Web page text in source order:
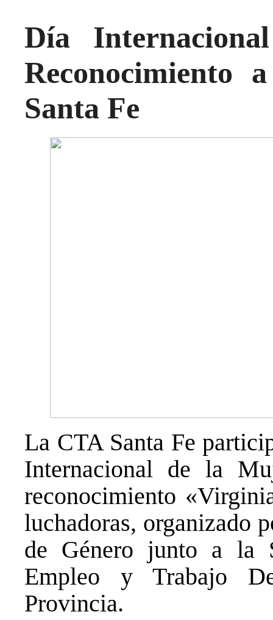
Día
Reconocimiento
Santa Fe
La CTA Santa Fe
Internacional de la
reconocimiento
luchadoras, organizado
de Género junto a la
Empleo y Trabajo
Provincia.